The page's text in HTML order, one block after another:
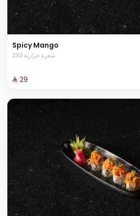
Spicy Mango
233 سعرة حرارية
⁨⁦‪‬ 29⁩